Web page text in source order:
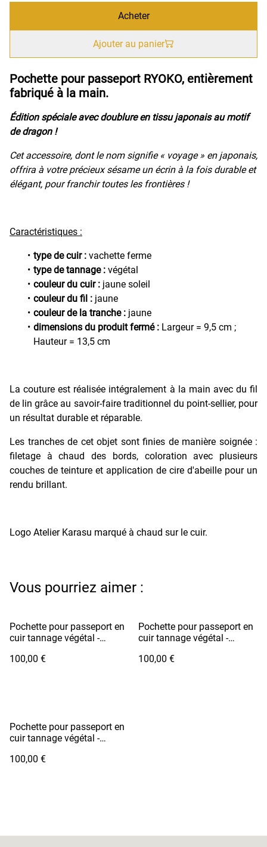
Acheter
Ajouter au panier
Pochette pour passeport RYOKO, entièrement
fabriqué à la main.
Édition spéciale avec doublure en tissu japonais au motif
de dragon !
Cet accessoire, dont le nom signifie « voyage » en japonais,
offrira à votre précieux sésame un écrin à la fois durable et
élégant, pour franchir toutes les frontières !
Caractéristiques :
type de cuir : vachette ferme
type de tannage : végétal
couleur du cuir : jaune soleil
couleur du fil : jaune
couleur de la tranche : jaune
dimensions du produit fermé : Largeur = 9,5 cm ;
Hauteur = 13,5 cm
La couture est réalisée intégralement à la main avec du fil
de lin grâce au savoir-faire traditionnel du point-sellier, pour
un résultat durable et réparable.
Les tranches de cet objet sont finies de manière soignée :
filetage à chaud des bords, coloration avec plusieurs
couches de teinture et application de cire d'abeille pour un
rendu brillant.
Logo Atelier Karasu marqué à chaud sur le cuir.
Vous pourriez aimer :
Pochette pour passeport en
cuir tannage végétal -
doublure tissu Nouvelle
100,00 €
Pochette pour passeport en
cuir tannage végétal -
doublure tissu japonais
100,00 €
Pochette pour passeport en
cuir tannage végétal -
doublure tissu japonais
100,00 €